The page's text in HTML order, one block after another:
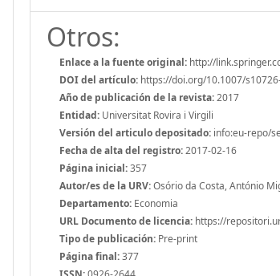
Otros:
Enlace a la fuente original: http://
DOI del artículo: https://doi.org/10.1007/
Año de publicación de la revista:2017
Entidad: Universitat Rovira i Virgili
Versión del articulo depositado: info:eu-repo/
Fecha de alta del registro:2017-02-16
Página inicial:357
Autor/es de la URV:Osório da Costa, António
Departamento: Economia
URL Documento de licencia: https://
Tipo de publicación: Pre-print
Página final:377